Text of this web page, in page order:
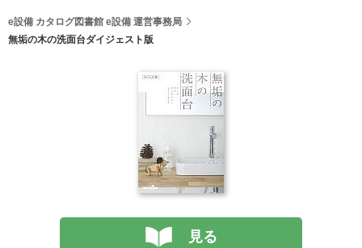
e設備 カタログ図書館 e設備 運営事務局
無垢の木の洗面台ダイジェスト版
見る